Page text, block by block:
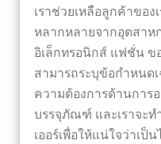
เราช่วยเหลือลูกค้าขอ
หลากหลายจากอุตสาห
อิเล็กทรอนิกส์ แฟชั่น ข
สามารถระบุข้อกำหน
ความต้องการด้านการ
บรรจุภัณฑ์ และเราจะ
เออร์เพื่อให้แน่ใจว่าเ